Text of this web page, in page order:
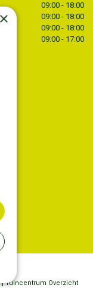
09:00 - 18:00
09:00 - 18:00
09:00 - 18:00
09:00 - 17:00
|Tuincentrum Overzicht
×